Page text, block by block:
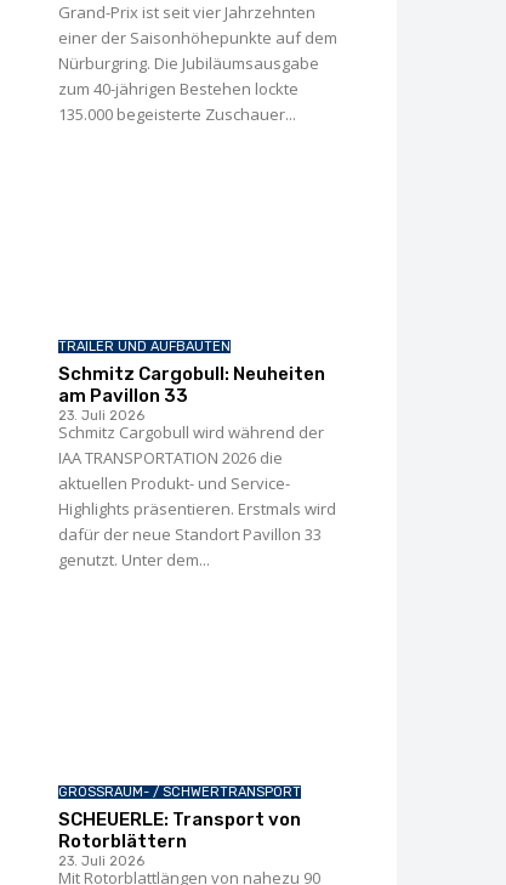
Grand-Prix ist seit vier Jahrzehnten
einer der Saisonhöhepunkte auf dem
Nürburgring. Die Jubiläumsausgabe
zum 40-jährigen Bestehen lockte
135.000 begeisterte Zuschauer...
TRAILER UND AUFBAUTEN
Schmitz Cargobull: Neuheiten
am Pavillon 33
23. Juli 2026
Schmitz Cargobull wird während der
IAA TRANSPORTATION 2026 die
aktuellen Produkt- und Service-
Highlights präsentieren. Erstmals wird
dafür der neue Standort Pavillon 33
genutzt. Unter dem...
GROSSRAUM- / SCHWERTRANSPORT
SCHEUERLE: Transport von
Rotorblättern
23. Juli 2026
Mit Rotorblattlängen von nahezu 90